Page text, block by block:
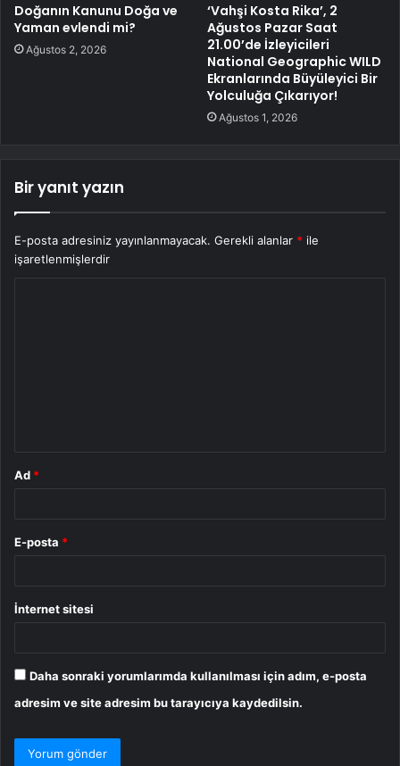
Doğanın Kanunu Doğa ve
Yaman evlendi mi?
Ağustos 2, 2026
‘Vahşi Kosta Rika’, 2
Ağustos Pazar Saat
21.00’de İzleyicileri
National Geographic WILD
Ekranlarında Büyüleyici Bir
Yolculuğa Çıkarıyor!
Ağustos 1, 2026
Bir yanıt yazın
E-posta adresiniz yayınlanmayacak. Gerekli alanlar * ile
işaretlenmişlerdir
Ad *
E-posta *
İnternet sitesi
Daha sonraki yorumlarımda kullanılması için adım, e-posta
adresim ve site adresim bu tarayıcıya kaydedilsin.